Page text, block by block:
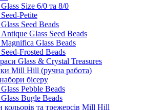
Glass Size 6/0 та 8/0
Seed-Petite
Glass Seed Beads
Antique Glass Seed Beads
Magnifica Glass Beads
Seed-Frosted Beads
Glass & Crystal Treasures
Mill Hill (ручна работа)
бісеру
Glass Pebble Beads
Glass Bugle Beads
кольорів та трежерсів Mill Hill